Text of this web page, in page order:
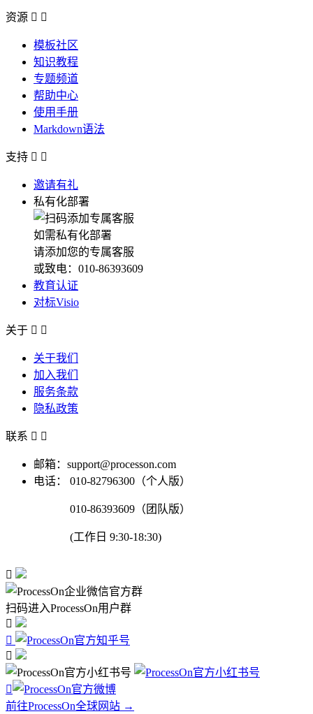
资源  
模板社区
知识教程
专题频道
帮助中心
使用手册
Markdown语法
支持  
邀请有礼
私有化部署
如需私有化部署
请添加您的专属客服
或致电：010-86393609
教育认证
对标Visio
关于  
关于我们
加入我们
服务条款
隐私政策
联系  
邮箱：support@processon.com
电话：
010-82796300（个人版）
010-86393609（团队版）
(工作日 9:30-18:30)

扫码进入ProcessOn用户群




前往ProcessOn全球网站 →